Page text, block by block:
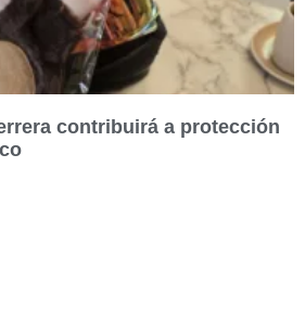
contribuirá a protección